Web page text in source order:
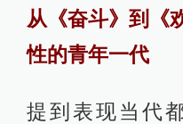
从《奋斗》到《
性的青年一代
提到表现当代